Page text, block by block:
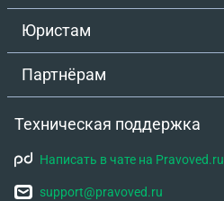
Юристам
Партнёрам
Техническая поддержка
Написать в чате на Pravoved.ru
support@pravoved.ru